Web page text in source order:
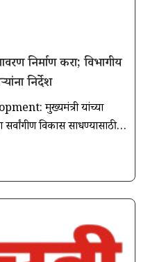
निर्माण करा; विभागीय
निर्देश
मुख्यमंत्री यांच्या
सर्वांगीण विकास साधण्यासाठी